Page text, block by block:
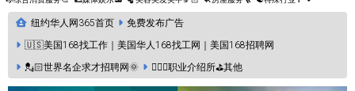
纽约华人网365首页
免费发布广告
🇺🇸美国168找工作｜美国华人168找工网｜美国168招聘网
💂🏻世界名企求才招聘网🌞
🙋🏼‍♀️职业介绍所⛳️其他